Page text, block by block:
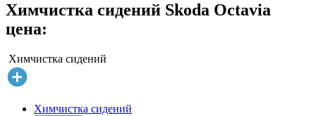
Химчистка сидений Skoda Octavia
цена:
Химчистка сидений
Химчистка сидений